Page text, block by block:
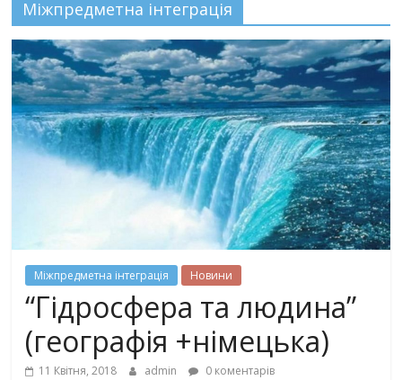
Міжпредметна інтеграція
Міжпредметна інтеграція Новини
“Гідросфера та людина”
(географія +німецька)
11 Квітня, 2018 admin 0 коментарів